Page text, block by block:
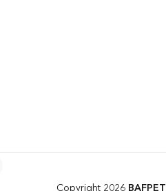
Copyright 2026 BAFPET